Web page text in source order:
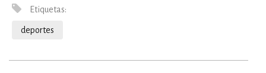
Etiquetas:
deportes